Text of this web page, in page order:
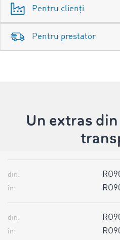
Pentru clienți
Pentru prestator
Un extras
din:
în:
din:
în: